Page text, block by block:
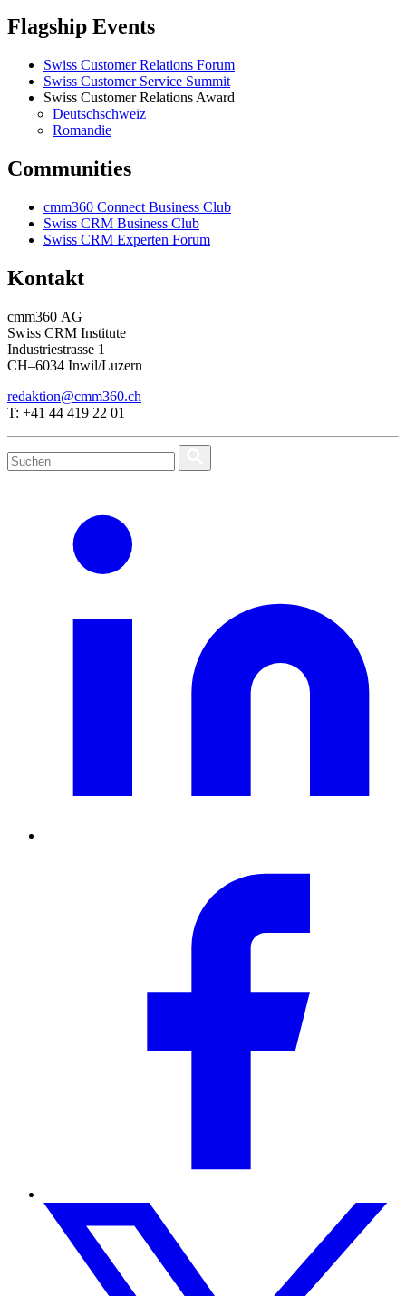
Flagship Events
Swiss Customer Relations Forum
Swiss Customer Service Summit
Swiss Customer Relations Award
Deutschschweiz
Romandie
Communities
cmm360 Connect Business Club
Swiss CRM Business Club
Swiss CRM Experten Forum
Kontakt
cmm360 AG
Swiss CRM Institute
Industriestrasse 1
CH–6034 Inwil/Luzern
redaktion@cmm360.ch
T: +41 44 419 22 01